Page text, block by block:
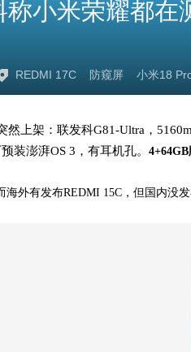
小米荣耀都在
REDMI 17C 防窥屏 小米18
然上架：联发科G81-Ultra，
装澎湃OS 3，有耳机孔。 4+64GB
海外有发布REDMI 15C，但国内没发